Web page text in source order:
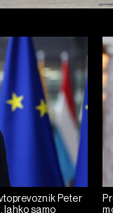
Peter
lahko samo